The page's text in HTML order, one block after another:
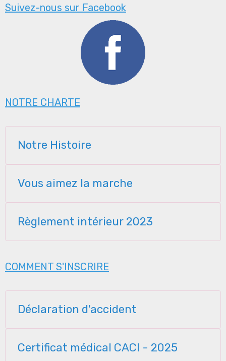
Suivez-nous sur Facebook
NOTRE CHARTE
Notre Histoire
Vous aimez la marche
Règlement intérieur 2023
COMMENT S'INSCRIRE
Déclaration d'accident
Certificat médical CACI - 2025